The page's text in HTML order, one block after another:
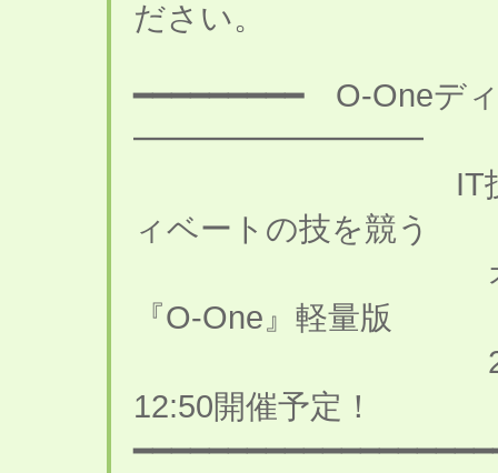
ださい。
━━━━━━━━━ O-Oneデ
━━━━━━━━━
IT技術者がト
ィベートの技を競う
オブジェク
『O-One』軽量版
2015年2月
12:50開催予定！